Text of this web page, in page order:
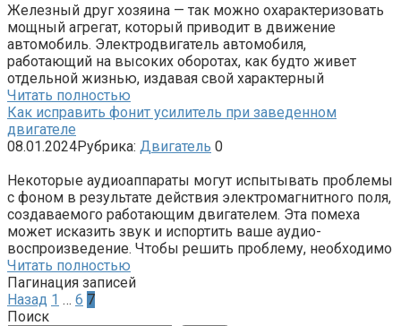
Железный друг хозяина — так можно охарактеризовать
мощный агрегат, который приводит в движение
автомобиль. Электродвигатель автомобиля,
работающий на высоких оборотах, как будто живет
отдельной жизнью, издавая свой характерный
Читать полностью
Как исправить фонит усилитель при заведенном
двигателе
08.01.2024Рубрика: Двигатель 0
Некоторые аудиоаппараты могут испытывать проблемы
с фоном в результате действия электромагнитного поля,
создаваемого работающим двигателем. Эта помеха
может исказить звук и испортить ваше аудио-
воспроизведение. Чтобы решить проблему, необходимо
Читать полностью
Пагинация записей
Назад 1 … 6 7
Поиск